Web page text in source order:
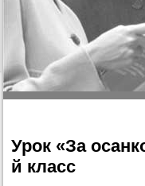
Урок «За
й класс